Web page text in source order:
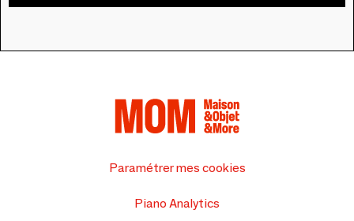
Paramétrer mes cookies
Piano Analytics